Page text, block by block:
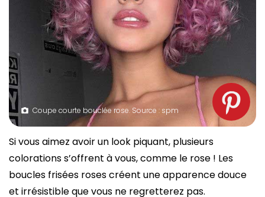
Coupe courte bouclée rose. Source : spm
Si vous aimez avoir un look piquant, plusieurs
colorations s’offrent à vous, comme le rose ! Les
boucles frisées roses créent une apparence douce
et irrésistible que vous ne regretterez pas.